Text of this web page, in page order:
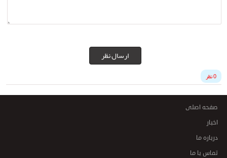
ارسال نظر
0 نظر
صفحه اصلی
اخبار
درباره ما
تماس با ما